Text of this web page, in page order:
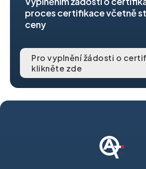
proces certifikace včetně
ceny
Pro vyplnění žádosti o
klikněte zde